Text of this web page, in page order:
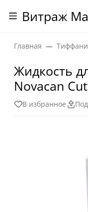
Витраж
Главная
Жидкость
Novacan
В избранное